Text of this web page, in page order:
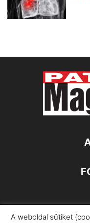
Impresszum
A weboldal sütiket